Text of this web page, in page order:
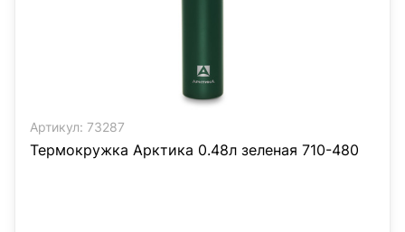
Артикул: 73287
Термокружка Арктика 0.48л зеленая 710-480